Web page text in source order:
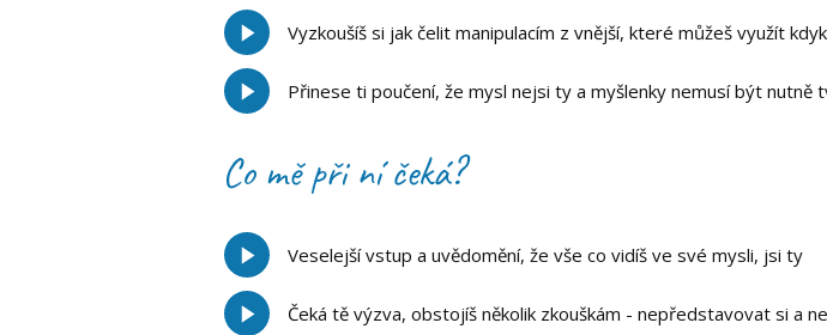
Vyzkoušíš si jak čelit manipulacím z vnější, které můžeš využít
Přinese ti poučení, že mysl nejsi ty a myšlenky nemusí být
Co mě při ní čeká?
Veselejší vstup a uvědomění, že vše co vidíš ve své mysli, jsi ty
Čeká tě výzva, obstojíš několik zkouškám - nepředstavovat si a